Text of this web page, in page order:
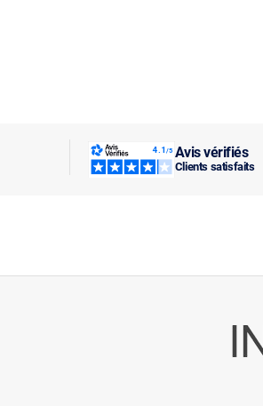
Avis vérifiés
Clients satisfaits